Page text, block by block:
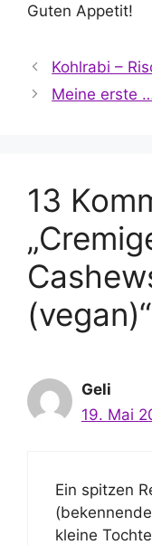
Guten Appetit!
Kohlrabi –
Meine erste
13
(vegan)“
Geli
19. Mai
Ein spitzen
kleine